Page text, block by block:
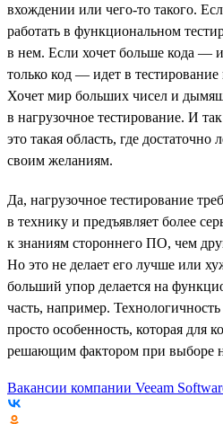
вхождении или чего-то такого.
работать в функциональном
в нем. Если хочет больше кода —
только код — идет в тестирование
Хочет мир больших чисел и
в нагрузочное тестирование. И
это такая область, где
своим желаниям.
Да, нагрузочное тестирование
в технику и предъявляет более
к знаниям стороннего ПО, чем
Но это не делает его лучше или
больший упор делается на
часть, например.
просто особенность, которая для
решающим фактором при выборе
Вакансии компании Veeam